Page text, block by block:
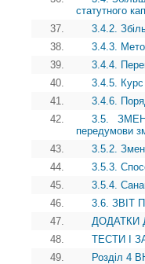
статутного
37.
3.4.2.
38.
3.4.3.
39.
3.4.4.
40.
3.4.5. Курс
41.
3.4.6.
42.
3.5.
передумови
43.
3.5.2.
44.
3.5.3.
45.
3.5.4.
46.
3.6. ЗВІТ
47.
ДОДАТКИ
48.
ТЕСТИ І
49.
Розділ 4